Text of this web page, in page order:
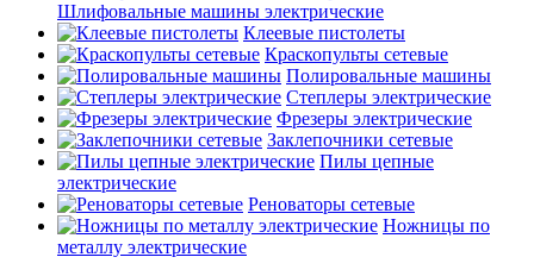
Шлифовальные машины электрические
Клеевые пистолеты
Краскопульты сетевые
Полировальные машины
Степлеры электрические
Фрезеры электрические
Заклепочники сетевые
Пилы цепные
электрические
Реноваторы сетевые
Ножницы по
металлу электрические